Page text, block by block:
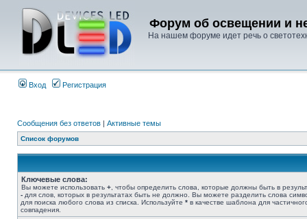
Форум об освещении и
На нашем форуме идет речь о
Вход Регистрация
Сообщения без ответов | Активные темы
Список форумов
Ключевые слова:
Вы можете использовать + , чтобы определить слова, которые должны быть в
- для слов, которых в результатах быть не должно. Вы можете разделить слова
для поиска любого слова из списка. Используйте * в качестве шаблона для
совпадения.